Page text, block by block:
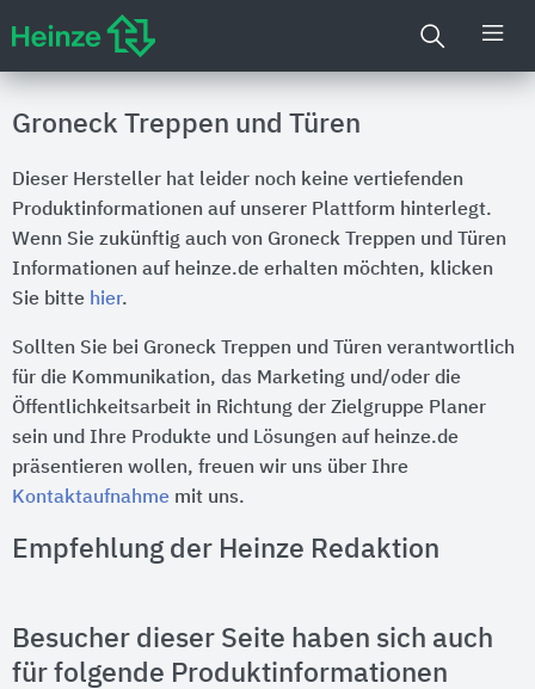
Groneck Treppen und Türen
Dieser Hersteller hat leider noch keine vertiefenden
Produktinformationen auf unserer Plattform hinterlegt.
Wenn Sie zukünftig auch von Groneck Treppen und Türen
Informationen auf heinze.de erhalten möchten, klicken
Sie bitte hier.
Sollten Sie bei Groneck Treppen und Türen verantwortlich
für die Kommunikation, das Marketing und/oder die
Öffentlichkeitsarbeit in Richtung der Zielgruppe Planer
sein und Ihre Produkte und Lösungen auf heinze.de
präsentieren wollen, freuen wir uns über Ihre
Kontaktaufnahme mit uns.
Empfehlung der Heinze Redaktion
Besucher dieser Seite haben sich auch
für folgende Produktinformationen